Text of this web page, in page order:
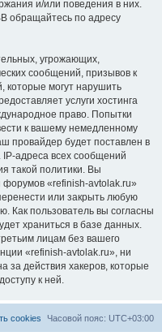
и/или поведения в них.
обращайтесь по адресу
угрожающих,
сообщений, призывов к
которые могут нарушить
услуги хостинга
право. Попытки
к вашему немедленному
провайдер будет поставлен в
адреса всех сообщений
такой политики. Вы
форумов «refinish-avtolak.ru»
или закрыть любую
Как пользователь вы согласны
храниться в базе данных.
лицам без вашего
«refinish-avtolak.ru», ни
за действия хакеров, которые
к ней.
Часовой пояс: UTC+03:00
cookies